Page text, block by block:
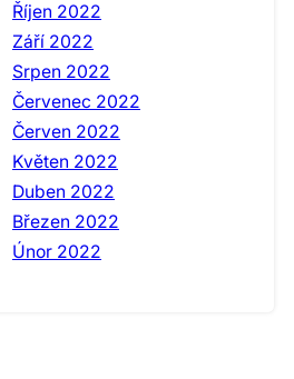
Říjen 2022
Září 2022
Srpen 2022
Červenec 2022
Červen 2022
Květen 2022
Duben 2022
Březen 2022
Únor 2022